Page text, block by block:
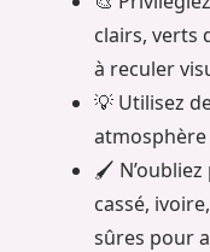
clairs, verts
à reculer
💡 Utilisez
atmosphère
🖌️ N’oubliez
cassé,
sûres pour